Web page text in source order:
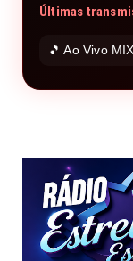
Últimas
🎵 Ao Vivo